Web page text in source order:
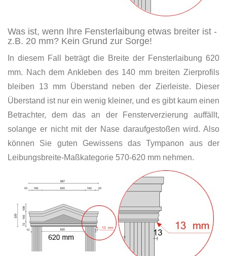
Was ist, wenn Ihre Fensterlaibung etwas breiter ist -
z.B. 20 mm? Kein Grund zur Sorge!
In diesem Fall beträgt die Breite der Fensterlaibung 620
mm. Nach dem Ankleben des 140 mm breiten Zierprofils
bleiben 13 mm Überstand neben der Zierleiste. Dieser
Überstand ist nur ein wenig kleiner, und es gibt kaum einen
Betrachter, dem das an der Fensterverzierung auffällt,
solange er nicht mit der Nase daraufgestoßen wird. Also
können Sie guten Gewissens das Tympanon aus der
Leibungsbreite-Maßkategorie 570-620 mm nehmen.